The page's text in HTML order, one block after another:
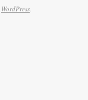
WordPress.